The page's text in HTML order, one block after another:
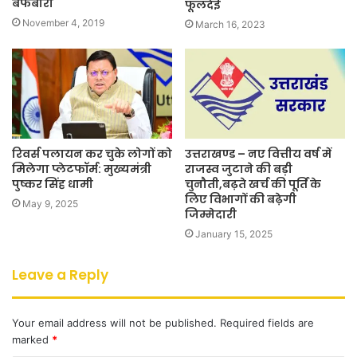
बर्फबारी
November 4, 2019
फूलदेई
March 16, 2023
रिवर्स पलायन कर चुके लोगों को
मिलेगा प्लेटफॉर्म: मुख्यमंत्री
पुष्कर सिंह धामी
May 9, 2025
उत्तराखण्ड – नए वित्तीय वर्ष में
राजस्व जुटाने की बड़ी
चुनौती,बढ़ते खर्च की पूर्ति के
लिए विभागों की बढ़ेगी
जिम्मेदारी
January 15, 2025
Leave a Reply
Your email address will not be published. Required fields are
marked *